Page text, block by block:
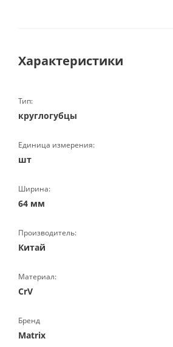
Характеристики
Тип:
круглогубцы
Единица измерения:
шт
Ширина:
64 мм
Производитель:
Китай
Материал:
CrV
Бренд
Matrix